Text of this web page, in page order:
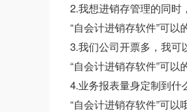
2.我想进销存管理的同时
“自会计进销存软件”可以的
3.我们公司开票多，我可
“自会计进销存软件”可以
4.业务报表量身定制到什
“自会计进销存软件”可以